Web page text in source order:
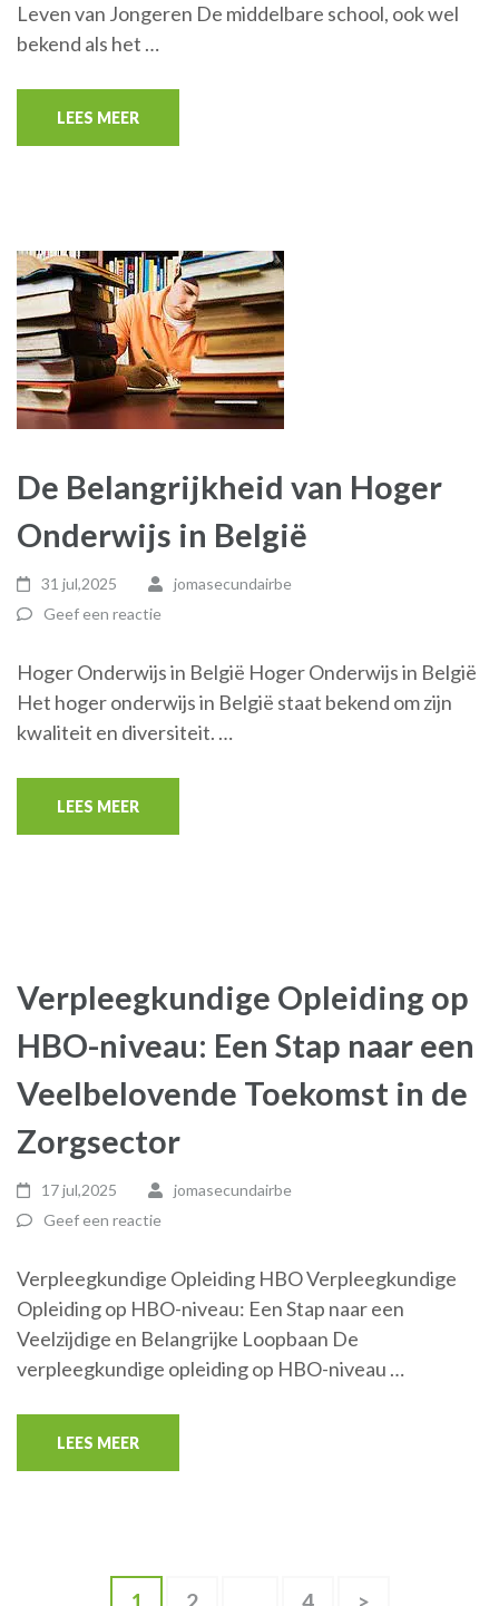
Leven van Jongeren De middelbare school, ook wel
bekend als het …
LEES MEER
De Belangrijkheid van Hoger
Onderwijs in België
31 jul,2025
jomasecundairbe
Geef een reactie
Hoger Onderwijs in België Hoger Onderwijs in België
Het hoger onderwijs in België staat bekend om zijn
kwaliteit en diversiteit. …
LEES MEER
Verpleegkundige Opleiding op
HBO-niveau: Een Stap naar een
Veelbelovende Toekomst in de
Zorgsector
17 jul,2025
jomasecundairbe
Geef een reactie
Verpleegkundige Opleiding HBO Verpleegkundige
Opleiding op HBO-niveau: Een Stap naar een
Veelzijdige en Belangrijke Loopbaan De
verpleegkundige opleiding op HBO-niveau …
LEES MEER
BerichtenPaginaPagina Pagina